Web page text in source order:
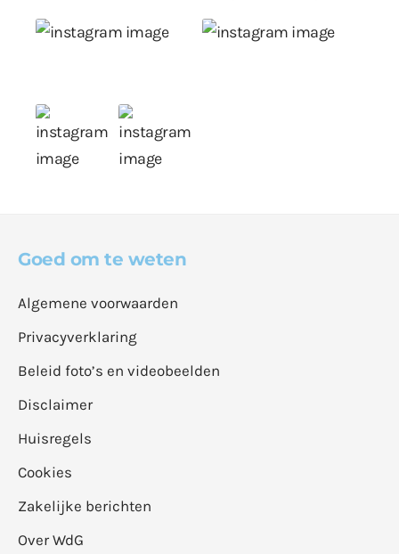
Goed om te weten
Algemene voorwaarden
Privacyverklaring
Beleid foto’s en videobeelden
Disclaimer
Huisregels
Cookies
Zakelijke berichten
Over WdG